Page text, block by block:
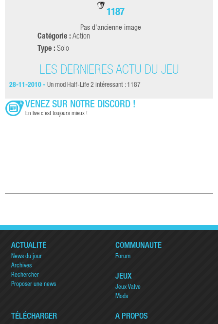
1187
Pas d'ancienne image
Catégorie : Action
Type : Solo
LES DERNIÈRES ACTU DU JEU
28-11-2010 - Un mod Half-Life 2 intéressant : 1187
VENEZ SUR NOTRE DISCORD !
En live c'est toujours mieux !
ACTUALITÉ
News du jour
Archives
Rechercher
Proposer une news
COMMUNAUTÉ
Forum
JEUX
Jeux Valve
Mods
TÉLÉCHARGER A PROPOS